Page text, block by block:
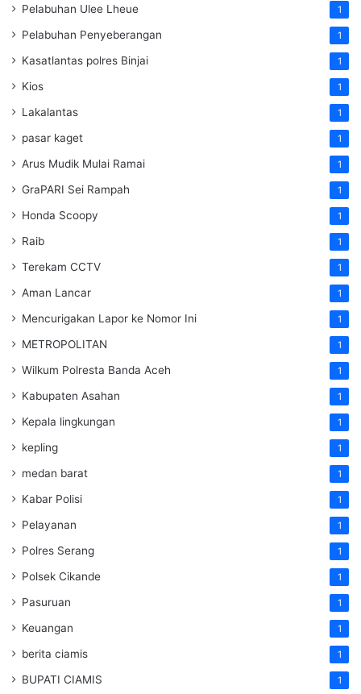
Pelabuhan Ulee Lheue 1
Pelabuhan Penyeberangan 1
Kasatlantas polres Binjai 1
Kios 1
Lakalantas 1
pasar kaget 1
Arus Mudik Mulai Ramai 1
GraPARI Sei Rampah 1
Honda Scoopy 1
Raib 1
Terekam CCTV 1
Aman Lancar 1
Mencurigakan Lapor ke Nomor Ini 1
METROPOLITAN 1
Wilkum Polresta Banda Aceh 1
Kabupaten Asahan 1
Kepala lingkungan 1
kepling 1
medan barat 1
Kabar Polisi 1
Pelayanan 1
Polres Serang 1
Polsek Cikande 1
Pasuruan 1
Keuangan 1
berita ciamis 1
BUPATI CIAMIS 1